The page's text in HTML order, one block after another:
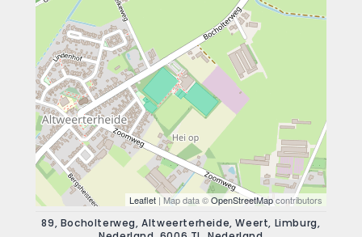
Leaflet | Map data ©OpenStreetMapcontributors
89, Bocholterweg, Altweerterheide, Weert, Limburg,